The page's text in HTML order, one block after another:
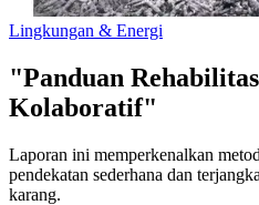
Lingkungan & Energi
"Panduan
Kolaboratif"
Laporan ini memperkenalkan
pendekatan sederhana dan
karang.